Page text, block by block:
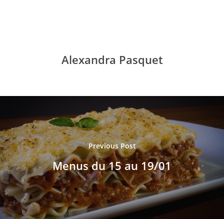
Alexandra Pasquet
Previous Post
Menus du 15 au 19/01
Accueil
Le collège
Les installations
Le personnel
Vie du
Assistance numérique